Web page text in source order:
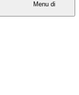
Menu di